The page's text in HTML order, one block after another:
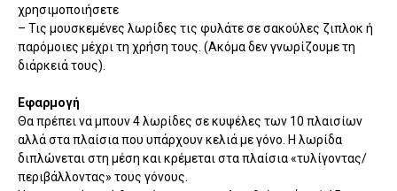
χρησιμοποιήσετε
– Τις μουσκεμένες λωρίδες τις φυλάτε σε σακούλες ζιπλοκ ή
παρόμοιες μέχρι τη χρήση τους. (Ακόμα δεν γνωρίζουμε τη
διάρκειά τους).
Εφαρμογή
Θα πρέπει να μπουν 4 λωρίδες σε κυψέλες των 10 πλαισίων
αλλά στα πλαίσια που υπάρχουν κελιά με γόνο. Η λωρίδα
διπλώνεται στη μέση και κρέμεται στα πλαίσια «τυλίγοντας/
περιβάλλοντας» τους γόνους.